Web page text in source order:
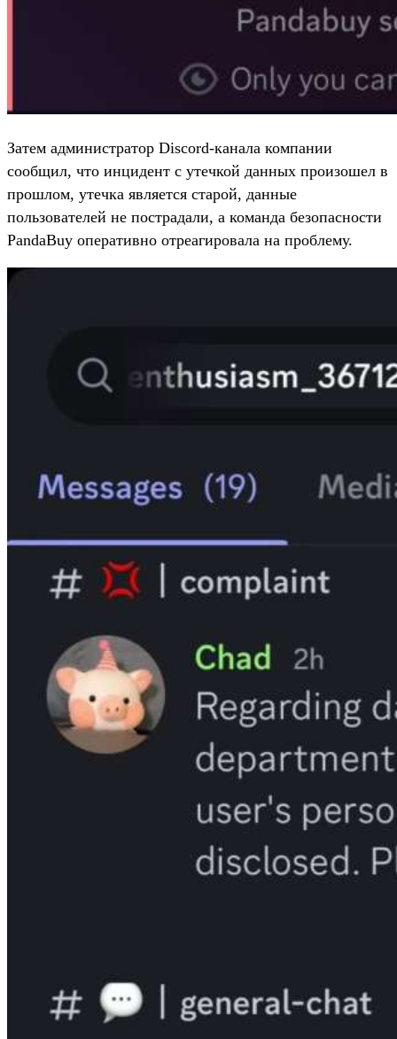
Затем администратор Discord-канала компании
сообщил, что инцидент с утечкой данных произошел в
прошлом, утечка является старой, данные
пользователей не пострадали, а команда безопасности
PandaBuy оперативно отреагировала на проблему.